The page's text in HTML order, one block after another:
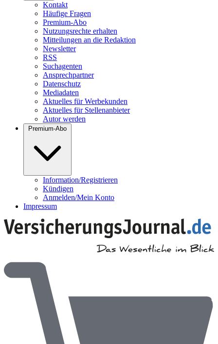
Kontakt
Häufige Fragen
Premium-Abo
Nutzungsrechte erhalten
Mitteilungen an die Redaktion
Newsletter
RSS
Suchagenten
Ansprechpartner
Datenschutz
Mediadaten
Aktuelles für Werbekunden
Aktuelles für Stellenanbieter
Autor werden
Premium-Abo
Information/Registrieren
Kündigen
Anmelden/Mein Konto
Impressum